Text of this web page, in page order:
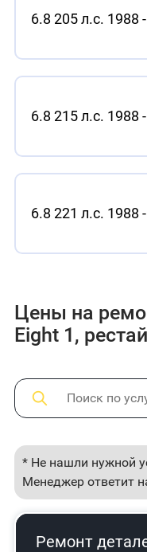
6.8 205 л.с. 1988
6.8 215 л.с. 1988
6.8 221 л.с. 1988
Цены на
Eight 1,
* Не нашли нужной
Менеджер ответит
Ремонт